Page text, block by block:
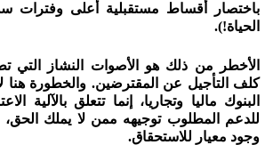
باختصار أقساط مستقبلية أعلى وفترات
الحياة!).
الأخطر من ذلك هو الأصوات النشاز التي
كلف التأجيل عن المقترضين. والخطورة هنا
البنوك ماليا وتجاريا، إنما تتعلق بالآلية
للدعم المطلوب توجيهه ممن لا يملك
وجود معيار للاستحقاق.